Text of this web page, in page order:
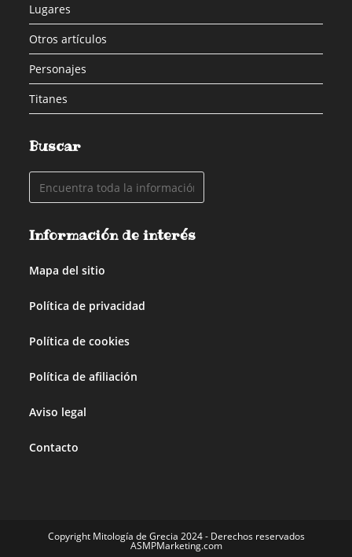
Lugares
Otros artículos
Personajes
Titanes
Buscar
Información de interés
Mapa del sitio
Política de privacidad
Política de cookies
Política de afiliación
Aviso legal
Contacto
Copyright Mitología de Grecia 2024 - Derechos reservados
ASMPMarketing.com